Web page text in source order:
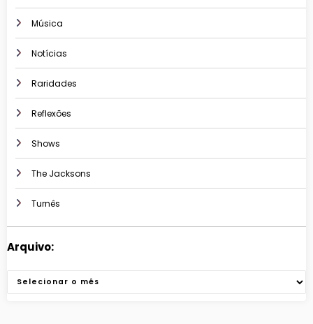
Música
Notícias
Raridades
Reflexões
Shows
The Jacksons
Turnês
Arquivo:
Arquivos